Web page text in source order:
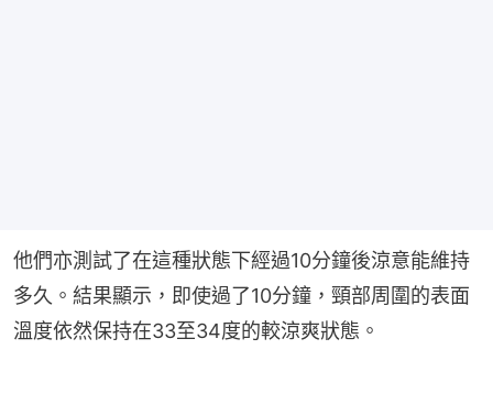
他們亦測試了在這種狀態下經過10分鐘後涼意能維持
多久。結果顯示，即使過了10分鐘，頸部周圍的表面
溫度依然保持在33至34度的較涼爽狀態。